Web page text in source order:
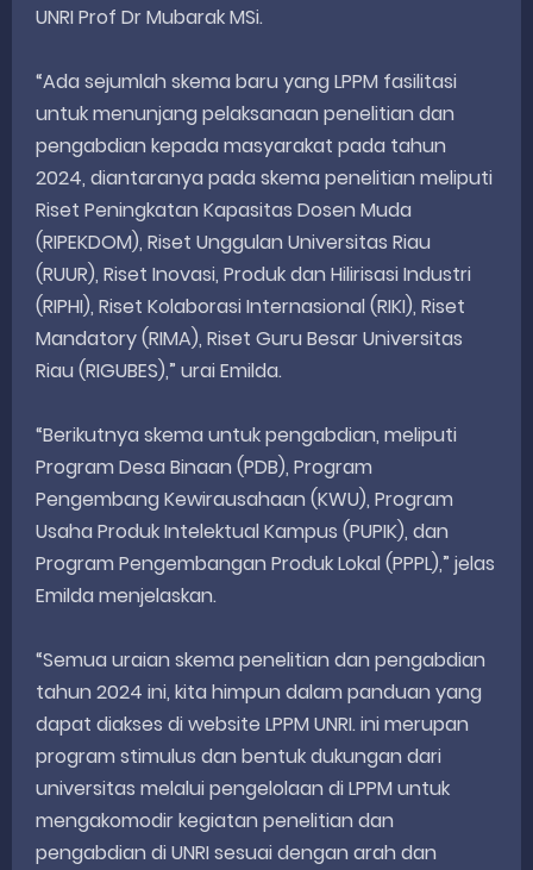
UNRI Prof Dr Mubarak MSi.
“Ada sejumlah skema baru yang LPPM fasilitasi
untuk menunjang pelaksanaan penelitian dan
pengabdian kepada masyarakat pada tahun
2024, diantaranya pada skema penelitian meliputi
Riset Peningkatan Kapasitas Dosen Muda
(RIPEKDOM), Riset Unggulan Universitas Riau
(RUUR), Riset Inovasi, Produk dan Hilirisasi Industri
(RIPHI), Riset Kolaborasi Internasional (RIKI), Riset
Mandatory (RIMA), Riset Guru Besar Universitas
Riau (RIGUBES),” urai Emilda.
“Berikutnya skema untuk pengabdian, meliputi
Program Desa Binaan (PDB), Program
Pengembang Kewirausahaan (KWU), Program
Usaha Produk Intelektual Kampus (PUPIK), dan
Program Pengembangan Produk Lokal (PPPL),” jelas
Emilda menjelaskan.
“Semua uraian skema penelitian dan pengabdian
tahun 2024 ini, kita himpun dalam panduan yang
dapat diakses di website LPPM UNRI. ini merupan
program stimulus dan bentuk dukungan dari
universitas melalui pengelolaan di LPPM untuk
mengakomodir kegiatan penelitian dan
pengabdian di UNRI sesuai dengan arah dan